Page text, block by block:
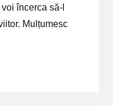
încerca să-l
Mulțumesc